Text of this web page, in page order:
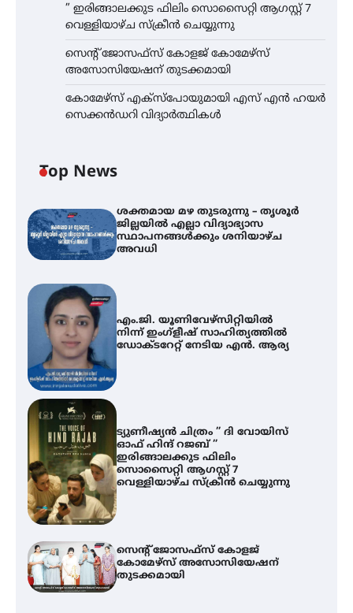
” ഇരിങ്ങാലക്കുട ഫിലിം സൊസൈറ്റി ആഗസ്റ്റ് 7
വെള്ളിയാഴ്ച സ്‌ക്രീൻ ചെയ്യുന്നു
സെന്റ് ജോസഫ്സ് കോളജ് കോമേഴ്‌സ്
അസോസിയേഷന് തുടക്കമായി
കോമേഴ്സ് എക്സ്പോയുമായി എസ് എൻ ഹയർ
സെക്കൻഡറി വിദ്യാർത്ഥികൾ
Top News
ശക്തമായ മഴ തുടരുന്നു – തൃശൂർ
ജില്ലയിൽ എല്ലാ വിദ്യാഭ്യാസ
സ്ഥാപനങ്ങൾക്കും ശനിയാഴ്ച
അവധി
എം.ജി. യൂണിവേഴ്‌സിറ്റിയിൽ
നിന്ന് ഇംഗ്ളീഷ് സാഹിത്യത്തിൽ
ഡോക്ടറേറ്റ് നേടിയ എൻ. ആര്യ
ട്യുണീഷ്യൻ ചിത്രം ” ദി വോയിസ്
ഓഫ് ഹിന്ദ് റജബ് ”
ഇരിങ്ങാലക്കുട ഫിലിം
സൊസൈറ്റി ആഗസ്റ്റ് 7
വെള്ളിയാഴ്ച സ്‌ക്രീൻ ചെയ്യുന്നു
സെന്റ് ജോസഫ്സ് കോളജ്
കോമേഴ്‌സ് അസോസിയേഷന്
തുടക്കമായി